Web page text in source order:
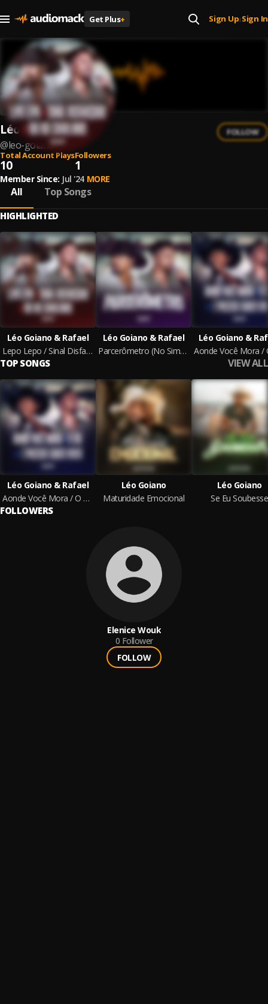
Get Plus+ Sign Up| Sign In
Léo Goiano
@leo-goiano
FOLLOW
Total Account Plays
10
Followers
1
Member Since: Jul '24 MORE
All Top Songs
HIGHLIGHTED
Léo Goiano & Rafael
Lepo Lepo / Sinal Disfarçado / Vai No Cavalinho (No Simples, Ao Vivo)
Léo Goiano & Rafael
Parcerômetro (No Simples, Ao Vivo)
Léo Goiano &
TOP SONGS VIEW ALL
Léo Goiano & Rafael
Aonde Você Mora / O Sol / É Preciso Saber Viver (No Simples, Ao Vivo)
Léo Goiano
Maturidade Emocional
Léo Goiano
Se Eu Soubesse
FOLLOWERS
Elenice Wouk
0 Follower
FOLLOW